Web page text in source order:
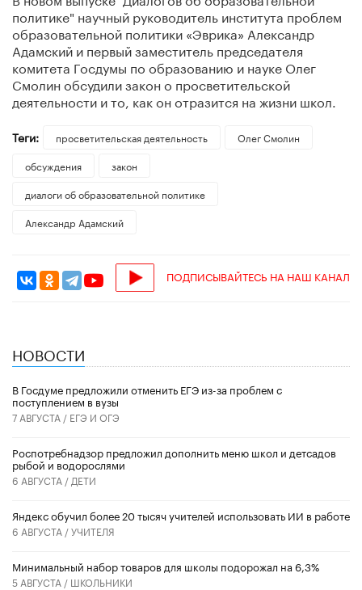
политике" научный руководитель института проблем
образовательной политики «Эврика» Александр
Адамский и первый заместитель председателя
комитета Госдумы по образованию и науке Олег
Смолин обсудили закон о просветительской
деятельности и то, как он отразится на жизни школ.
Теги: просветительская деятельность
Олег Смолин
обсуждения
закон
диалоги об образовательной политике
Александр Адамский
ПОДПИСЫВАЙТЕСЬ НА НАШ КАНАЛ
НОВОСТИ
В Госдуме предложили отменить ЕГЭ из-за проблем с
поступлением в вузы
7 АВГУСТА / ЕГЭ И ОГЭ
Роспотребнадзор предложил дополнить меню школ и детсадов
рыбой и водорослями
6 АВГУСТА / ДЕТИ
​Яндекс обучил более 20 тысяч учителей использовать ИИ в работе
6 АВГУСТА /УЧИТЕЛЯ
Минимальный набор товаров для школы подорожал на 6,3%
5 АВГУСТА / ШКОЛЬНИКИ